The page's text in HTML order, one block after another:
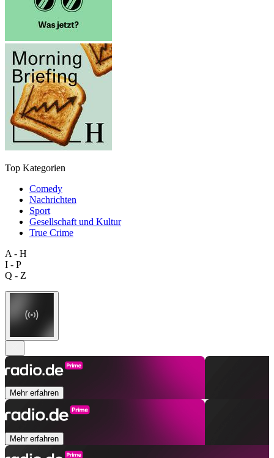
Top Kategorien
Comedy
Nachrichten
Sport
Gesellschaft und Kultur
True Crime
A - H
I - P
Q - Z
Mehr erfahren
Mehr erfahren